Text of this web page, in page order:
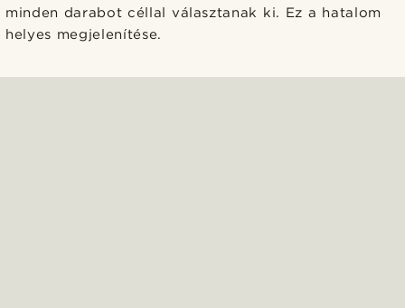
minden darabot céllal választanak ki. Ez a hatalom
helyes megjelenítése.